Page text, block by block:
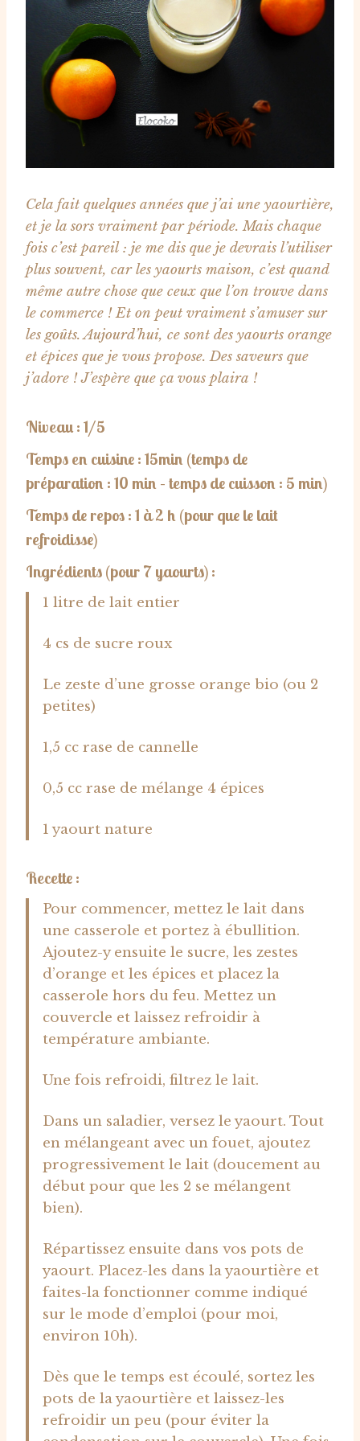
Cela fait quelques années que j’ai une yaourtière,
et je la sors vraiment par période. Mais chaque
fois c’est pareil : je me dis que je devrais l’utiliser
plus souvent, car les yaourts maison, c’est quand
même autre chose que ceux que l’on trouve dans
le commerce ! Et on peut vraiment s’amuser sur
les goûts. Aujourd’hui, ce sont des yaourts orange
et épices que je vous propose. Des saveurs que
j’adore ! J’espère que ça vous plaira !
Niveau : 1/5
Temps en cuisine : 15min (temps de
préparation : 10 min – temps de cuisson : 5 min)
Temps de repos : 1 à 2 h (pour que le lait
refroidisse)
Ingrédients (pour 7 yaourts) :
1 litre de lait entier
4 cs de sucre roux
Le zeste d’une grosse orange bio (ou 2
petites)
1,5 cc rase de cannelle
0,5 cc rase de mélange 4 épices
1 yaourt nature
Recette :
Pour commencer, mettez le lait dans
une casserole et portez à ébullition.
Ajoutez-y ensuite le sucre, les zestes
d’orange et les épices et placez la
casserole hors du feu. Mettez un
couvercle et laissez refroidir à
température ambiante.
Une fois refroidi, filtrez le lait.
Dans un saladier, versez le yaourt. Tout
en mélangeant avec un fouet, ajoutez
progressivement le lait (doucement au
début pour que les 2 se mélangent
bien).
Répartissez ensuite dans vos pots de
yaourt. Placez-les dans la yaourtière et
faites-la fonctionner comme indiqué
sur le mode d’emploi (pour moi,
environ 10h).
Dès que le temps est écoulé, sortez les
pots de la yaourtière et laissez-les
refroidir un peu (pour éviter la